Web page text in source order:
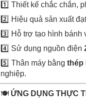
1️⃣ Thiết kế chắc chắn,
2️⃣ Hiệu quả sản xuất
3️⃣ Hỗ trợ tạo hình
4️⃣ Sử dụng nguồn điện
5️⃣ Thân máy bằng thép
nghiệp.
🍽️ ỨNG DỤNG THỰC